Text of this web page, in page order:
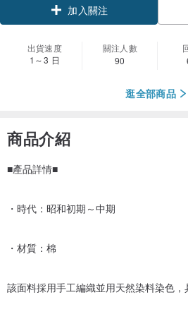
加入關注
出貨速度
1～3 日
關注人數
90
逛全部商品
商品介紹
■產品詳情■
・時代：昭和初期～中期
・材質：棉
該面料採用手工編織並用天然染料染色，